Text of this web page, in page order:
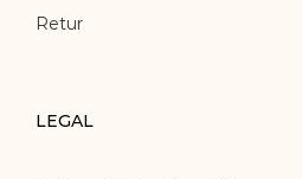
Retur
LEGAL